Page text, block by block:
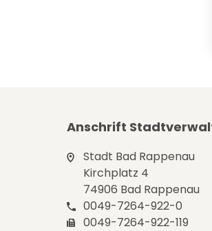
Anschrift
Stadt Bad Rappenau
Kirchplatz 4
74906 Bad Rappenau
0049-7264-922-0
0049-7264-922-119